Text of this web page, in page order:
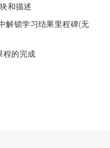
和描述
解锁学习结果里程碑(无
程的完成